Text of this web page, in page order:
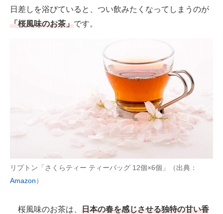
注目記事を集めた総合ページ
好きが集まる 比べて選べる
ビジネスと働き方のヒント
AI活用のいまが分かる
企業ITのトレンドを詳説
日差しを浴びていると、つい飲みたくなってしまうのが
「桜風味のお茶」です。
リプトン「さくらティー ティーバッグ 12個×6個」（出典：
Amazon）
桜風味のお茶は、 日本の春を感じさせる独特の甘い香